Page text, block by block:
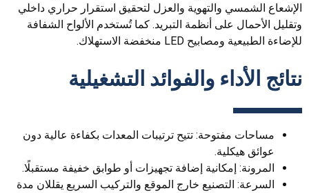
الإشعاع الشمسي والتهوية والعزل لتحقيق استقرار حراري داخلي
وتقليل الأحمال على أنظمة التبريد. كما تُستخدم الألواح الشفافة
للإضاءة الطبيعية ومصابيح LED منخفضة الاستهلاك.
نتائج الأداء والفوائد التشغيلية
مساحات مفتوحة: تتيح ترتيبات المعدات بكفاءة عالية دون
عوائق هيكلية.
المرونة: إمكانية إضافة تجهيزات أو طوابق خفيفة مستقبلًا.
السرعة: التصنيع خارج الموقع والتركيب السريع يقللان مدة